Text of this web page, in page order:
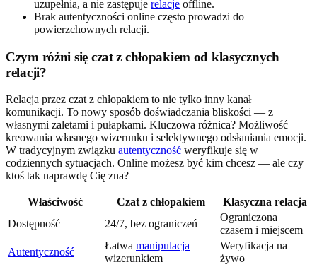
uzupełnia, a nie zastępuje relacje offline.
Brak autentyczności online często prowadzi do
powierzchownych relacji.
Czym różni się czat z chłopakiem od klasycznych
relacji?
Relacja przez czat z chłopakiem to nie tylko inny kanał
komunikacji. To nowy sposób doświadczania bliskości — z
własnymi zaletami i pułapkami. Kluczowa różnica? Możliwość
kreowania własnego wizerunku i selektywnego odsłaniania emocji.
W tradycyjnym związku autentyczność weryfikuje się w
codziennych sytuacjach. Online możesz być kim chcesz — ale czy
ktoś tak naprawdę Cię zna?
Właściwość Czat z chłopakiem
Klasyczna relacja
Dostępność
24/7, bez ograniczeń
Ograniczona
czasem i miejscem
Autentyczność
Łatwa manipulacja
wizerunkiem
Weryfikacja na
żywo